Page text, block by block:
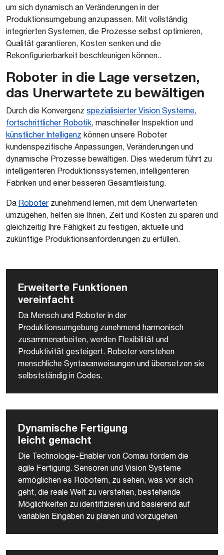
um sich dynamisch an Veränderungen in der
Produktionsumgebung anzupassen. Mit vollständig
integrierten Systemen, die Prozesse selbst optimieren,
Qualität garantieren, Kosten senken und die
Rekonfigurierbarkeit beschleunigen können..
Roboter in die Lage versetzen,
das Unerwartete zu bewältigen
Durch die Konvergenz spezialisierter Vision Systeme,
fortschrittlicher Robotik, maschineller Inspektion und
künstlicher Intelligenz können unsere Roboter
kundenspezifische Anpassungen, Veränderungen und
dynamische Prozesse bewältigen. Dies wiederum führt zu
intelligenteren Produktionssystemen, intelligenteren
Fabriken und einer besseren Gesamtleistung.
Da Roboterzunehmend lernen, mit dem Unerwarteten
umzugehen, helfen sie Ihnen, Zeit und Kosten zu sparen und
gleichzeitig Ihre Fähigkeit zu festigen, aktuelle und
zukünftige Produktionsanforderungen zu erfüllen.
Erweiterte Funktionen
vereinfacht
Da Mensch und Roboter in der
Produktionsumgebung zunehmend harmonisch
zusammenarbeiten, werden Flexibilität und
Produktivität gesteigert. Roboter verstehen
menschliche Syntaxanweisungen und übersetzen sie
selbstständig in Codes.
Dynamische Fertigung
leicht gemacht
Die Technologie-Enabler von Comau fördern die
agile Fertigung. Sensoren und Vision Systeme
ermöglichen es Robotern, zu sehen, was vor sich
geht, die reale Welt zu verstehen, bestehende
Möglichkeiten zu identifizieren und basierend auf
variablen Eingaben zu planen und vorzugehen